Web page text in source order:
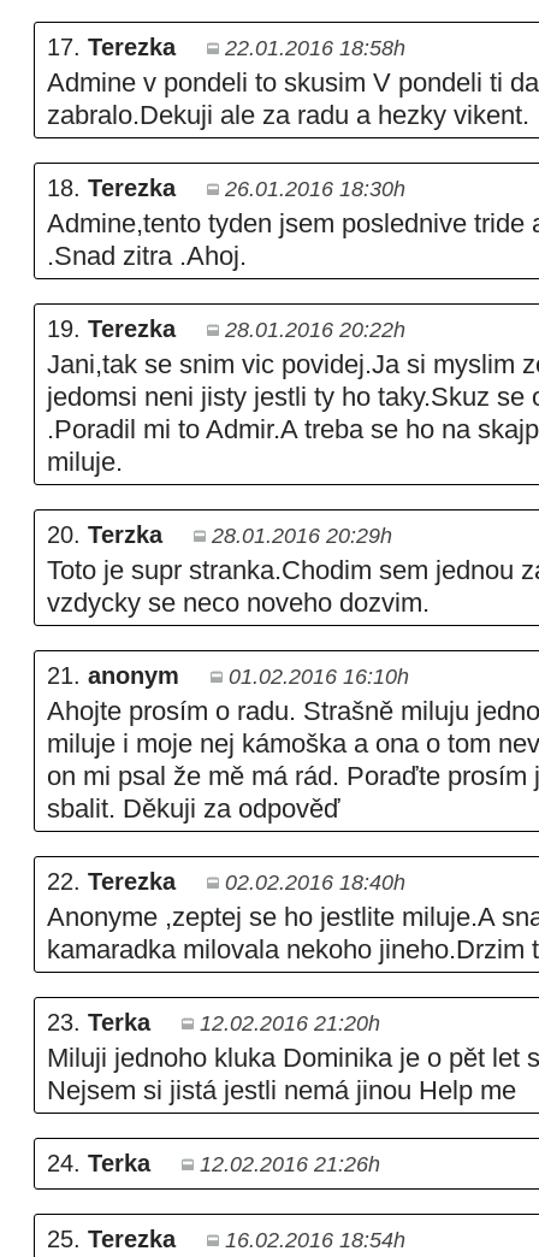
17. Terezka 22.01.2016 18:58h
Admine v pondeli to skusim V pondeli ti
zabralo.Dekuji ale za radu a hezky vikent.
18. Terezka 26.01.2016 18:30h
Admine,tento tyden jsem poslednive tride
.Snad zitra .Ahoj.
19. Terezka 28.01.2016 20:22h
Jani,tak se snim vic povidej.Ja si myslim
jedomsi neni jisty jestli ty ho taky.Skuz se
.Poradil mi to Admir.A treba se ho na
miluje.
20. Terzka 28.01.2016 20:29h
Toto je supr stranka.Chodim sem jednou
vzdycky se neco noveho dozvim.
21. anonym 01.02.2016 16:10h
Ahojte prosím o radu. Strašně miluju
miluje i moje nej kámoška a ona o tom
on mi psal že mě má rád. Poraďte prosím
sbalit. Děkuji za odpověď
22. Terezka 02.02.2016 18:40h
Anonyme ,zeptej se ho jestlite miluje.A
kamaradka milovala nekoho jineho.Drzim
23. Terka 12.02.2016 21:20h
Miluji jednoho kluka Dominika je o pět let
Nejsem si jistá jestli nemá jinou Help me
24. Terka 12.02.2016 21:26h
25. Terezka 16.02.2016 18:54h